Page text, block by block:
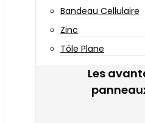
Bandeau Cellulaire
Zinc
Tôle Plane
Les